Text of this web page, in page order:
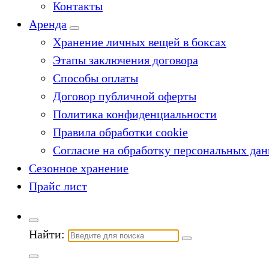
Контакты
Аренда
Хранение личных вещей в боксах
Этапы заключения договора
Способы оплаты
Договор публичной оферты
Политика конфиденциальности
Правила обработки cookie
Согласие на обработку персональных
Сезонное хранение
Прайс лист
Найти: